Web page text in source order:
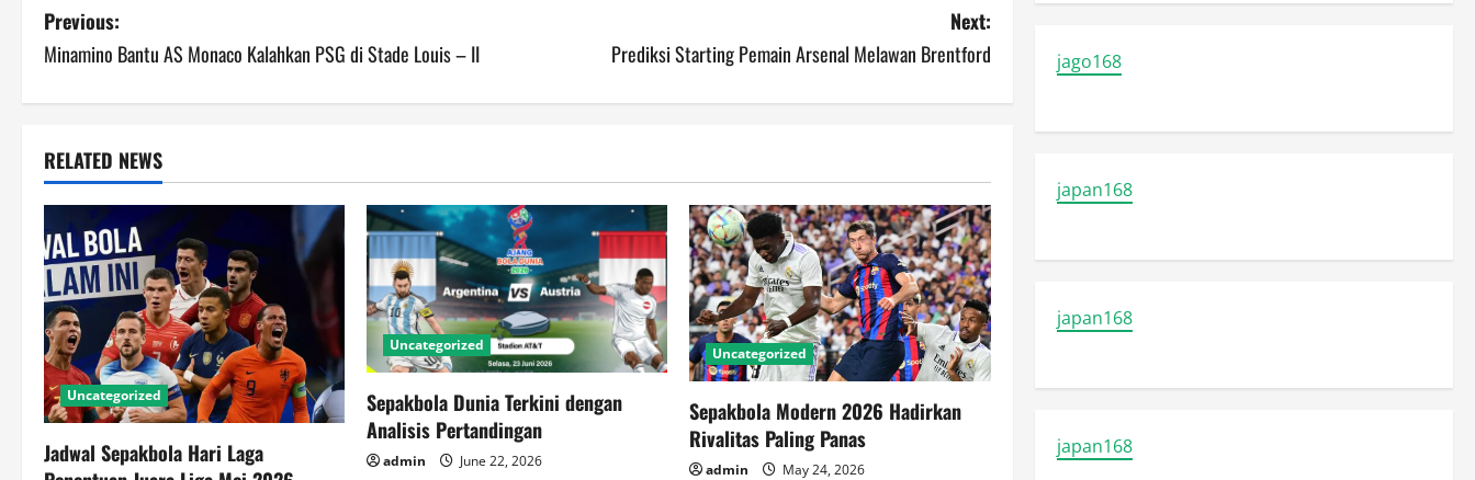
P
o
s
t
n
a
v
i
g
a
Previous:
Minamino Bantu AS Monaco Kalahkan PSG di Stade Louis – II
Next:
Prediksi Starting Pemain Arsenal Melawan Brentford
RELATED NEWS
Uncategorized
Jadwal Sepakbola Hari Laga
Uncategorized
Sepakbola Dunia Terkini dengan
Analisis Pertandingan
admin June 22, 2026
Uncategorized
Sepakbola Modern 2026 Hadirkan
Rivalitas Paling Panas
admin May 24, 2026
jago168
japan168
japan168
japan168